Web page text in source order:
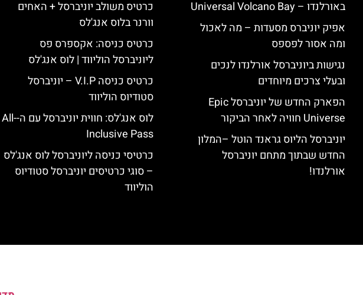
באורלנדו – Universal Volcano Bay
אפיק יוניברס מסעדות – מה לאכול
ומה אסור לפספס
נגישות ביוניברסל אורלנדו לנכים
ובעלי צרכים מיוחדים
הפארק החדש של יוניברסל Epic
Universe חוויה לאחר הביקור
יוניברסל הליוס גראנד הוטל –המלון
החדש שבתוך מתחם יוניברסל
אורלנדו!
כרטיס משולב יוניברסל + האחים
וורנר בלוס אנג'לס
כרטיס כניסה: אקספרס פס
ליוניברסל הוליווד | לוס אנג'לס
כרטיס כניסה V.I.P – יוניברסל
סטודיוס הוליווד
לוס אנג'לס: חווית יוניברסל עם ה-All-
Inclusive Pass
כרטיסי כניסה ליוניברסל לוס אנג'לס
– סוגי כרטיסים יוניברסל סטודיוס
הוליווד